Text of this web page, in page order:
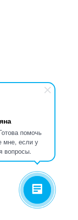
помочь
мне, если у
вопросы.